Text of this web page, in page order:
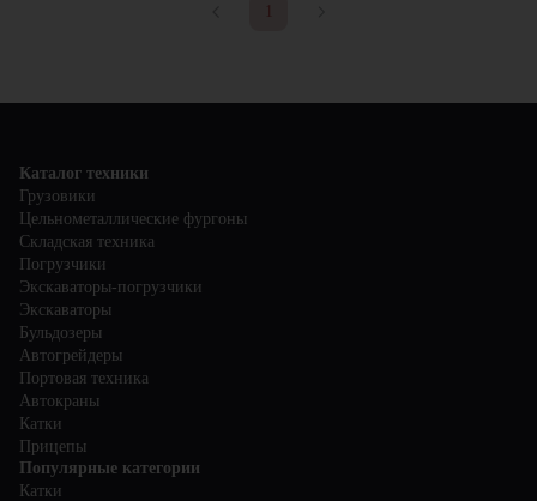
Каталог техники
Грузовики
Цельнометаллические фургоны
Складская техника
Погрузчики
Экскаваторы-погрузчики
Экскаваторы
Бульдозеры
Автогрейдеры
Портовая техника
Автокраны
Катки
Прицепы
Популярные категории
Катки